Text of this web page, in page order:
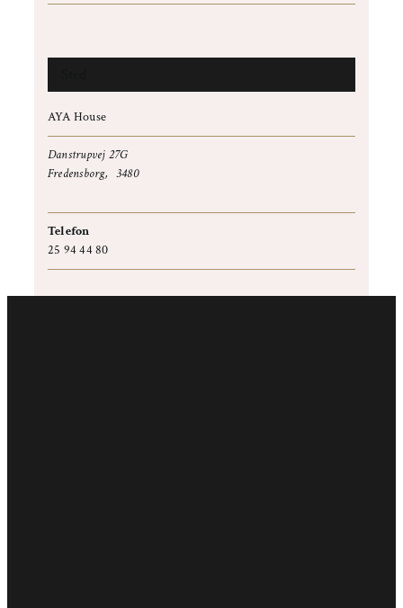
AYA House
Danstrupvej 27G
Fredensborg, 3480
Telefon
25 94 44 80